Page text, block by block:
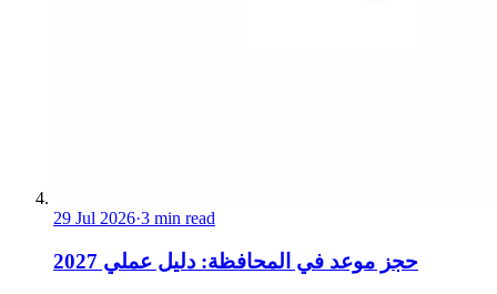
29 Jul 2026·3 min read
حجز موعد في المحافظة: دليل عملي 2027